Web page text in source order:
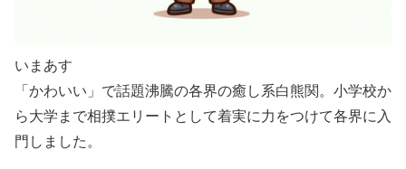
いまあす
「かわいい」で話題沸騰の各界の癒し系白熊関。小学校か
ら大学まで相撲エリートとして着実に力をつけて各界に入
門しました。